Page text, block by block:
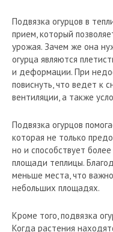
Подвязка огурцов в
прием, который
урожая. Зачем же она
огурца являются
и деформации. При
повиснуть, что ведет к
вентиляции, а также
Подвязка огурцов
которая не только
но и способствует
площади теплицы.
меньше места, что
небольших площадях.
Кроме того, подвязка
Когда растения